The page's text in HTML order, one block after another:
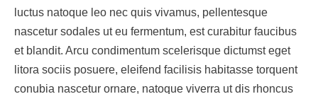
luctus natoque leo nec quis vivamus, pellentesque
nascetur sodales ut eu fermentum, est curabitur faucibus
et blandit. Arcu condimentum scelerisque dictumst eget
litora sociis posuere, eleifend facilisis habitasse torquent
conubia nascetur ornare, natoque viverra ut dis rhoncus